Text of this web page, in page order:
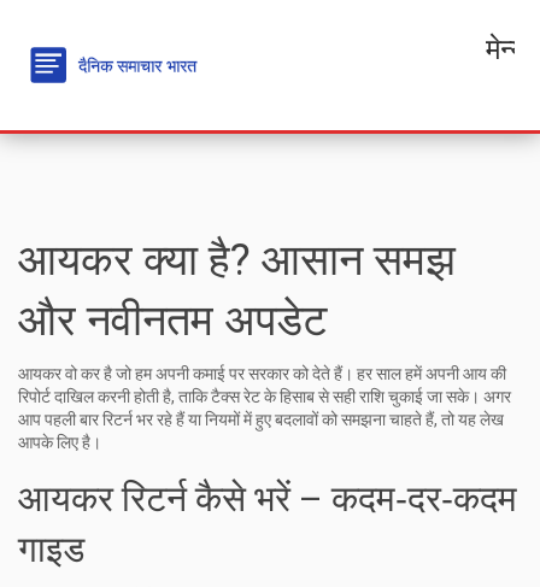
मेन्यू
आयकर क्या है? आसान समझ
और नवीनतम अपडेट
आयकर वो कर है जो हम अपनी कमाई पर सरकार को देते हैं। हर साल हमें अपनी आय की
रिपोर्ट दाखिल करनी होती है, ताकि टैक्स रेट के हिसाब से सही राशि चुकाई जा सके। अगर
आप पहली बार रिटर्न भर रहे हैं या नियमों में हुए बदलावों को समझना चाहते हैं, तो यह लेख
आपके लिए है।
आयकर रिटर्न कैसे भरें – कदम‑दर‑कदम
गाइड